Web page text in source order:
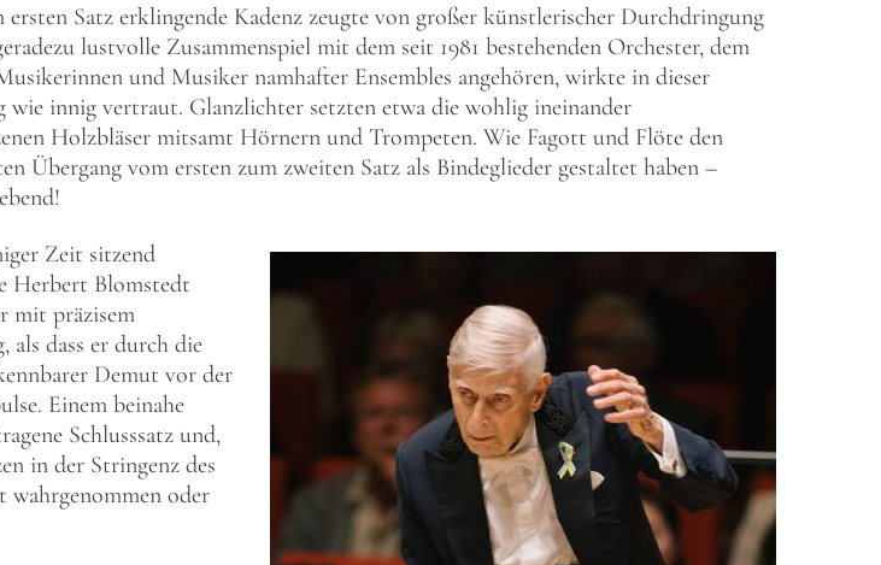
Satz erklingende Kadenz zeugte von großer künstlerischer Durchdringung
lustvolle Zusammenspiel mit dem seit 1981 bestehenden Orchester, dem
und Musiker namhafter Ensembles angehören, wirkte in dieser
wie innig vertraut. Glanzlichter setzten etwa die wohlig ineinander
Holzbläser mitsamt Hörnern und Trompeten. Wie Fagott und Flöte den
Übergang vom ersten zum zweiten Satz als Bindeglieder gestaltet haben –
Zeit sitzend
Herbert Blomstedt
mit präzisem
als dass er durch die
Demut vor der
Einem beinahe
Schlusssatz und,
in der Stringenz des
wahrgenommen oder